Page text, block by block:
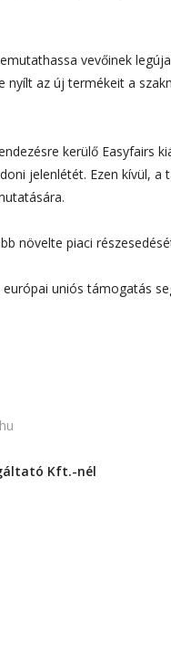
vevőinek
az új termékeit a
kerülő Easyfairs
jelenlétét. Ezen kívül,
növelte piaci
uniós támogatás
Kft.-nél